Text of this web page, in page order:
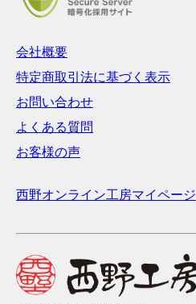
会社概要
特定商取引法に基づく表示
お問い合わせ
よくある質問
お客様の声
西野オンライン工房マイページ